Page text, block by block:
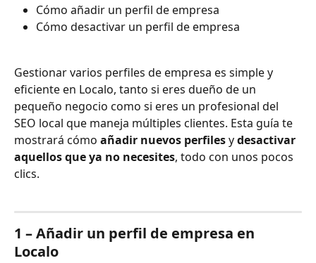
Cómo añadir un perfil de empresa
Cómo desactivar un perfil de empresa
Gestionar varios perfiles de empresa es simple y
eficiente en Localo, tanto si eres dueño de un
pequeño negocio como si eres un profesional del
SEO local que maneja múltiples clientes. Esta guía te
mostrará cómo añadir nuevos perfiles y desactivar
aquellos que ya no necesites, todo con unos pocos
clics.
1 – Añadir un perfil de empresa en
Localo